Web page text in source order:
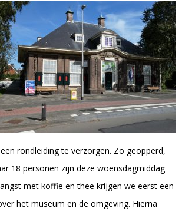
rondleiding te verzorgen. Zo geopperd,
18 personen zijn deze woensdagmiddag
met koffie en thee krijgen we eerst een
het museum en de omgeving. Hierna